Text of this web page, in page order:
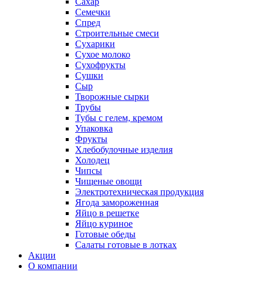
Семечки
Спред
Строительные смеси
Сухарики
Сухое молоко
Сухофрукты
Сушки
Сыр
Творожные сырки
Трубы
Тубы с гелем, кремом
Упаковка
Фрукты
Хлебобулочные изделия
Холодец
Чипсы
Чищеные овощи
Электротехническая продукция
Ягода замороженная
Яйцо в решетке
Яйцо куриное
Готовые обеды
Салаты готовые в лотках
Акции
О компании